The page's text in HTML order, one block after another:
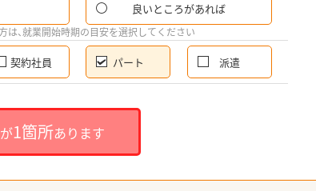
良いところがあれば
、就業開始時期の目安を選択してください
契約社員 パート 派遣
1箇所あります